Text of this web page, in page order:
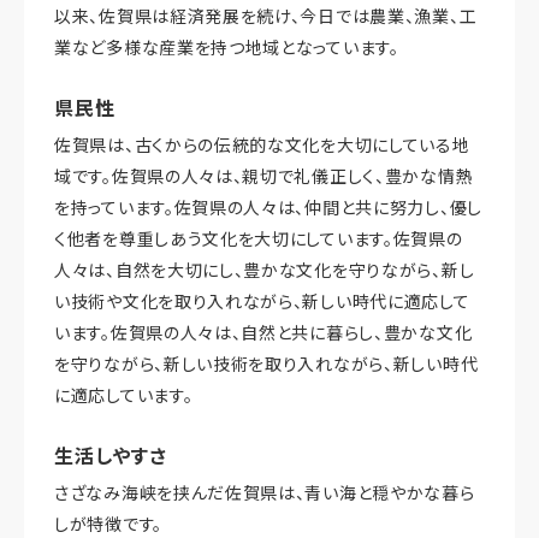
以来、佐賀県は経済発展を続け、今日では農業、漁業、工
業など多様な産業を持つ地域となっています。
県民性
佐賀県は、古くからの伝統的な文化を大切にしている地
域です。佐賀県の人々は、親切で礼儀正しく、豊かな情熱
を持っています。佐賀県の人々は、仲間と共に努力し、優し
く他者を尊重しあう文化を大切にしています。佐賀県の
人々は、自然を大切にし、豊かな文化を守りながら、新し
い技術や文化を取り入れながら、新しい時代に適応して
います。佐賀県の人々は、自然と共に暮らし、豊かな文化
を守りながら、新しい技術を取り入れながら、新しい時代
に適応しています。
生活しやすさ
さざなみ海峡を挟んだ佐賀県は、青い海と穏やかな暮ら
しが特徴です。